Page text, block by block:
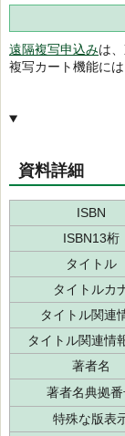
遠隔複写申込みは
複写カート機能に
資料詳細
ISBN
ISBN13桁
タイトル
タイトルカ
タイトル関連
タイトル関連情
著者名
著者名典拠
特殊な版表